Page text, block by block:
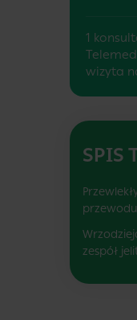
1
wizyta
SPIS
zespół